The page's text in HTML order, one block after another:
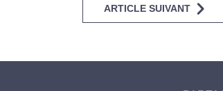
ARTICLE SUIVANT